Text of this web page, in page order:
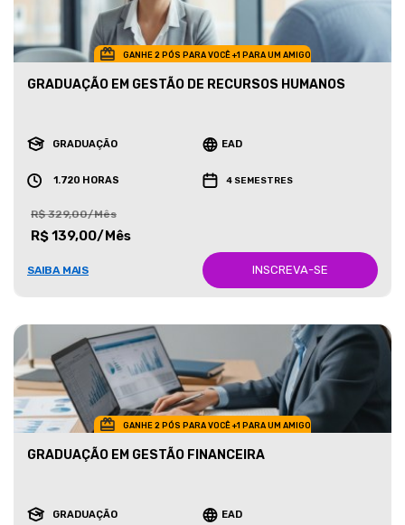
GANHE 2 PÓS PARA VOCÊ +1 PARA UM AMIGO
GRADUAÇÃO EM GESTÃO DE RECURSOS HUMANOS
GRADUAÇÃO EAD
1.720 HORAS 4 SEMESTRES
R$ 329,00/Mês
R$ 139,00/Mês
SAIBA MAIS INSCREVA-SE
GANHE 2 PÓS PARA VOCÊ +1 PARA UM AMIGO
GRADUAÇÃO EM GESTÃO FINANCEIRA
GRADUAÇÃO EAD